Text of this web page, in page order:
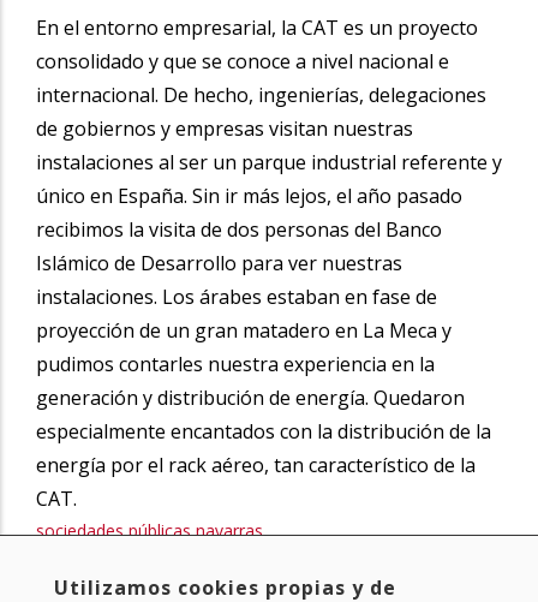
En el entorno empresarial, la CAT es un proyecto
consolidado y que se conoce a nivel nacional e
internacional. De hecho, ingenierías, delegaciones
de gobiernos y empresas visitan nuestras
instalaciones al ser un parque industrial referente y
único en España. Sin ir más lejos, el año pasado
recibimos la visita de dos personas del Banco
Islámico de Desarrollo para ver nuestras
instalaciones. Los árabes estaban en fase de
proyección de un gran matadero en La Meca y
pudimos contarles nuestra experiencia en la
generación y distribución de energía. Quedaron
especialmente encantados con la distribución de la
energía por el rack aéreo, tan característico de la
CAT.
sociedades públicas navarras
CATUtilizamos cookies propias y de